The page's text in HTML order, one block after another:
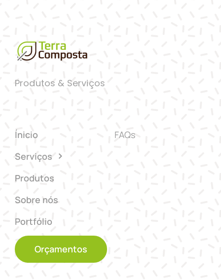
Produtos & Serviços
Ínicio
Serviços
Produtos
Sobre nós
Portfólio
Orçamentos
FAQs